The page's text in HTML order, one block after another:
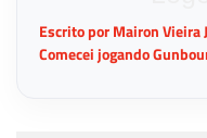
Escrito por Mairon Vieira
Comecei jogando